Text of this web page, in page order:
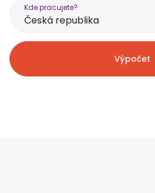
Kde pracujete?
Česká republika
Výpočet